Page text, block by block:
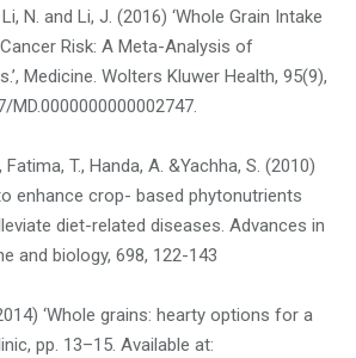
N. and Li, J. (2016) ‘Whole Grain Intake
Risk: A Meta-Analysis of
Medicine. Wolters Kluwer Health, 95(9),
MD.0000000000002747.
T., Handa, A. &Yachha, S. (2010)
enhance crop- based phytonutrients
diet-related diseases. Advances in
and biology, 698, 122-143
‘Whole grains: hearty options for a
pp. 13–15. Available at: